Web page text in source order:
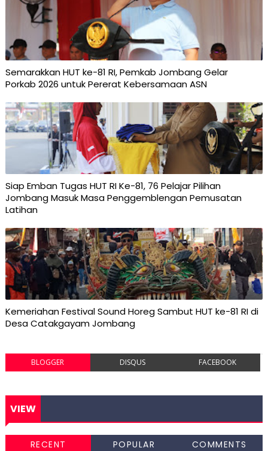
Semarakkan HUT ke-81 RI, Pemkab Jombang Gelar
Porkab 2026 untuk Pererat Kebersamaan ASN
Siap Emban Tugas HUT RI Ke-81, 76 Pelajar Pilihan
Jombang Masuk Masa Penggemblengan Pemusatan
Latihan
Kemeriahan Festival Sound Horeg Sambut HUT ke-81 RI di
Desa Catakgayam Jombang
BLOGGER DISQUS FACEBOOK
VIEW
RECENT POPULAR COMMENTS